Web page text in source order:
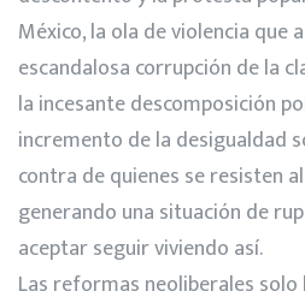
México, la ola de violencia que
escandalosa corrupción de la
la incesante descomposición
incremento de la desigualdad
contra de quienes se resisten
generando una situación de
aceptar seguir viviendo así.